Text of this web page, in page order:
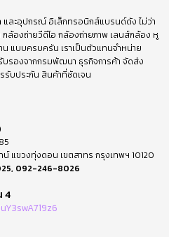
และอุปกรณ์ อิเล็กทรอนิกส์แบรนด์ดัง ไม่ว่า
ล้องถ่ายวีดีโอ กล้องถ่ายภาพ เลนส์กล้อง หู
น แบบครบครัน เราเป็นตัวแทนจำหน่าย
บรองจากกรมพัฒนา ธุรกิจการค้า จัดส่ง
รับประกัน สินค้าที่ชัดเจน
แขวงทุ่งดอน เขตสาทร กรุงเทพฯ 10120
, 092-246-8026
4